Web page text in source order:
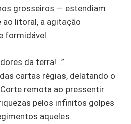
grosseiros — estendiam
ao litoral, a agitação
formidável.
da terra!…”
cartas régias, delatando o
remota ao pressentir
pelos infinitos golpes
aqueles